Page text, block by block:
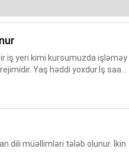
iş yeri kimi kursumuzda işləməy
Yaş həddi yoxdur.İş saatı
YÖS və...
dili müəllimləri tələb olunur. İkin